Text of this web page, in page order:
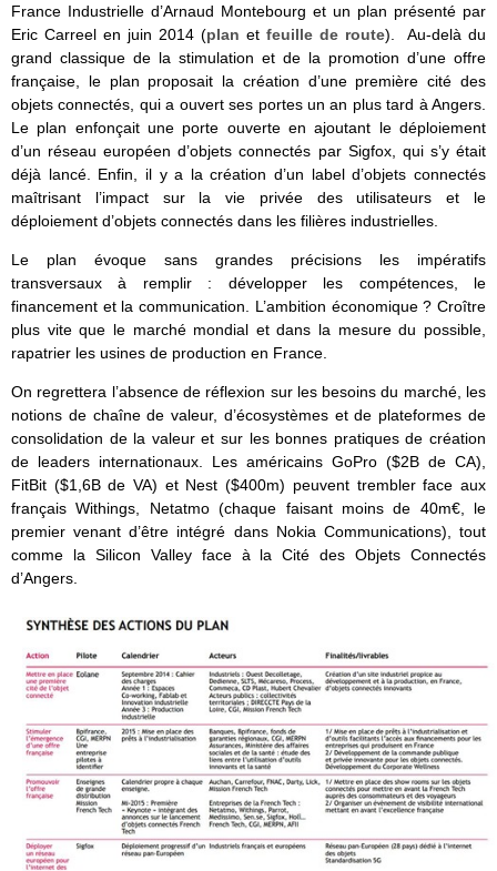
France Industrielle d’Arnaud Montebourg et un plan présenté par
Eric Carreel en juin 2014 (plan et feuille de route). Au-delà du
grand classique de la stimulation et de la promotion d’une offre
française, le plan proposait la création d’une première cité des
objets connectés, qui a ouvert ses portes un an plus tard à Angers.
Le plan enfonçait une porte ouverte en ajoutant le déploiement
d’un réseau européen d’objets connectés par Sigfox, qui s’y était
déjà lancé. Enfin, il y a la création d’un label d’objets connectés
maîtrisant l’impact sur la vie privée des utilisateurs et le
déploiement d’objets connectés dans les filières industrielles.
Le plan évoque sans grandes précisions les impératifs
transversaux à remplir : développer les compétences, le
financement et la communication. L’ambition économique ? Croître
plus vite que le marché mondial et dans la mesure du possible,
rapatrier les usines de production en France.
On regrettera l’absence de réflexion sur les besoins du marché, les
notions de chaîne de valeur, d’écosystèmes et de plateformes de
consolidation de la valeur et sur les bonnes pratiques de création
de leaders internationaux. Les américains GoPro ($2B de CA),
FitBit ($1,6B de VA) et Nest ($400m) peuvent trembler face aux
français Withings, Netatmo (chaque faisant moins de 40m€, le
premier venant d’être intégré dans Nokia Communications), tout
comme la Silicon Valley face à la Cité des Objets Connectés
d’Angers.